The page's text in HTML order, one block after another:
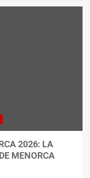
2026: LA
MENORCA